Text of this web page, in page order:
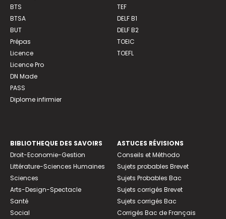
BTS
BTSA
BUT
Prépas
Licence
Licence Pro
DN Made
PASS
Diplome infirmier
TEF
DELF B1
DELF B2
TOEIC
TOEFL
BIBLIOTHEQUE DES SAVOIRS
Droit-Economie-Gestion
Littérature-Sciences Humaines
Sciences
Arts-Design-Spectacle
Santé
Social
ASTUCES RÉVISIONS
Conseils et Méthodo
Sujets probables Brevet
Sujets Probables Bac
Sujets corrigés Brevet
Sujets corrigés Bac
Corrigés Bac de Français